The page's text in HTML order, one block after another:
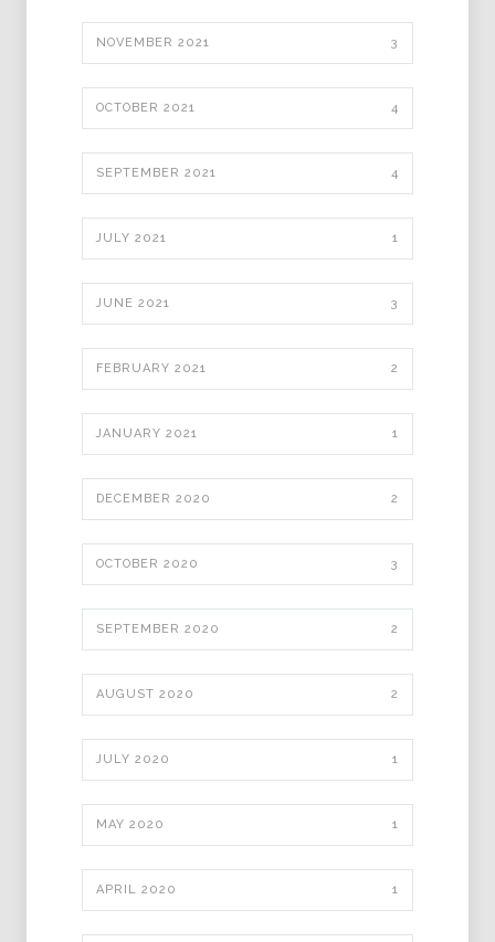
NOVEMBER 2021 3
OCTOBER 2021 4
SEPTEMBER 2021 4
JULY 2021 1
JUNE 2021 3
FEBRUARY 2021 2
JANUARY 2021 1
DECEMBER 2020 2
OCTOBER 2020 3
SEPTEMBER 2020 2
AUGUST 2020 2
JULY 2020 1
MAY 2020 1
APRIL 2020 1